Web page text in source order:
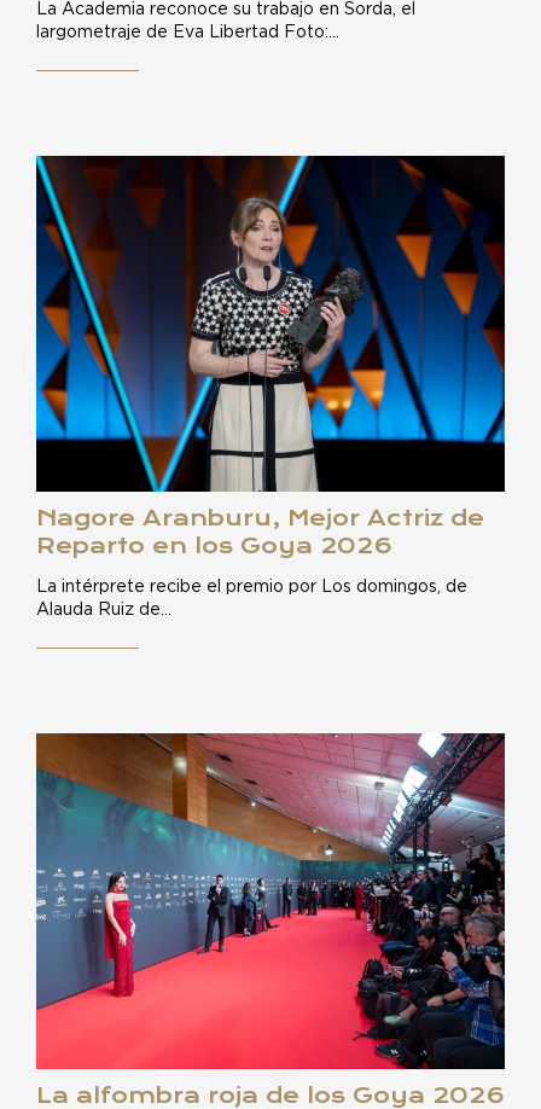
La Academia reconoce su trabajo en Sorda, el
largometraje de Eva Libertad Foto:…
Nagore Aranburu, Mejor Actriz de
Reparto en los Goya 2026
La intérprete recibe el premio por Los domingos, de
Alauda Ruiz de…
La alfombra roja de los Goya 2026